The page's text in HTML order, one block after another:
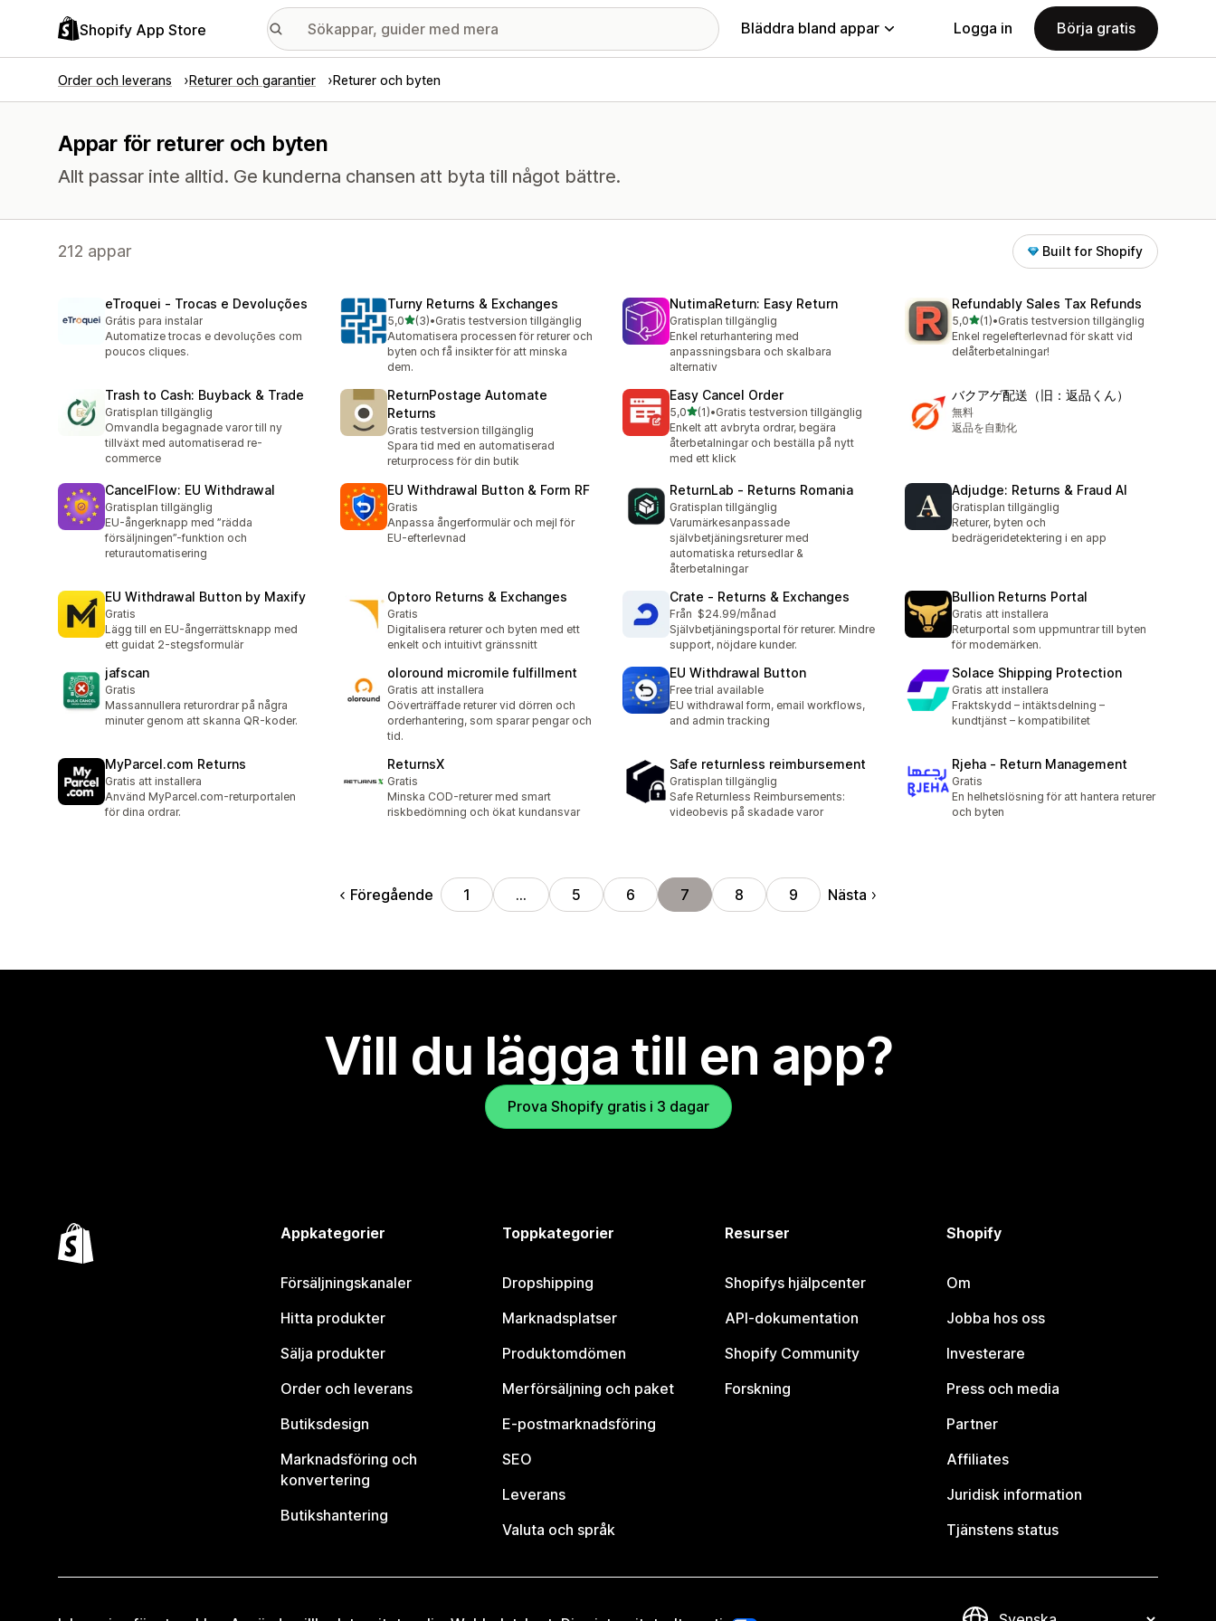
Shopify App Store Bläddra bland appar Logga in Börja gratis
Order och leverans Returer och garantier Returer och byten
Appar för returer och byten
Allt passar inte alltid. Ge kunderna chansen att byta till något bättre.
212 appar Built for Shopify
eTroquei ‑ Trocas e Devoluções
Grátis para instalar
Automatize trocas e devoluções com
poucos cliques.
Turny Returns & Exchanges
5,0av 5 stjärnor
(3)
3 recensioner totalt
•Gratis testversion tillgänglig
Automatisera processen för returer och
byten och få insikter för att minska
dem.
NutimaReturn: Easy Return
Gratisplan tillgänglig
Enkel returhantering med
anpassningsbara och skalbara
alternativ
Refundably Sales Tax Refunds
5,0av 5 stjärnor
(1)
1 recensioner totalt
•Gratis testversion tillgänglig
Enkel regelefterlevnad för skatt vid
delåterbetalningar!
Trash to Cash: Buyback & Trade
Gratisplan tillgänglig
Omvandla begagnade varor till ny
tillväxt med automatiserad re-
commerce
ReturnPostage Automate
Returns
Gratis testversion tillgänglig
Spara tid med en automatiserad
returprocess för din butik
Easy Cancel Order
5,0av 5 stjärnor
(1)
1 recensioner totalt
•Gratis testversion tillgänglig
Enkelt att avbryta ordrar, begära
återbetalningar och beställa på nytt
med ett klick
バクアゲ配送（旧：返品くん）
無料
返品を自動化
CancelFlow: EU Withdrawal
Gratisplan tillgänglig
EU-ångerknapp med ”rädda
försäljningen”-funktion och
returautomatisering
EU Withdrawal Button & Form RF
Gratis
Anpassa ångerformulär och mejl för
EU-efterlevnad
ReturnLab ‑ Returns Romania
Gratisplan tillgänglig
Varumärkesanpassade
självbetjäningsreturer med
automatiska retursedlar &
återbetalningar
Adjudge: Returns & Fraud AI
Gratisplan tillgänglig
Returer, byten och
bedrägeridetektering i en app
EU Withdrawal Button by Maxify
Gratis
Lägg till en EU-ångerrättsknapp med
ett guidat 2-stegsformulär
Optoro Returns & Exchanges
Gratis
Digitalisera returer och byten med ett
enkelt och intuitivt gränssnitt
Crate ‑ Returns & Exchanges
Från $24.99/månad
Självbetjäningsportal för returer. Mindre
support, nöjdare kunder.
Bullion Returns Portal
Gratis att installera
Returportal som uppmuntrar till byten
för modemärken.
jafscan
Gratis
Massannullera returordrar på några
minuter genom att skanna QR-koder.
oloround micromile fulfillment
Gratis att installera
Oöverträffade returer vid dörren och
orderhantering, som sparar pengar och
tid.
EU Withdrawal Button
Free trial available
EU withdrawal form, email workflows,
and admin tracking
Solace Shipping Protection
Gratis att installera
Fraktskydd – intäktsdelning –
kundtjänst – kompatibilitet
MyParcel.com Returns
Gratis att installera
Använd MyParcel.com-returportalen
för dina ordrar.
ReturnsX
Gratis
Minska COD-returer med smart
riskbedömning och ökat kundansvar
Safe returnless reimbursement
Gratisplan tillgänglig
Safe Returnless Reimbursements:
videobevis på skadade varor
Rjeha ‑ Return Management
Gratis
En helhetslösning för att hantera returer
och byten
Föregående 1 … 5 6 7 8 9 Nästa
Vill du lägga till en app?
Prova Shopify gratis i 3 dagar
Appkategorier
Försäljningskanaler
Hitta produkter
Sälja produkter
Order och leverans
Butiksdesign
Marknadsföring och
konvertering
Butikshantering
Toppkategorier
Dropshipping
Marknadsplatser
Produktomdömen
Merförsäljning och paket
E-postmarknadsföring
SEO
Leverans
Valuta och språk
Resurser
Shopifys hjälpcenter
API-dokumentation
Shopify Community
Forskning
Shopify
Om
Jobba hos oss
Investerare
Press och media
Partner
Affiliates
Juridisk information
Tjänstens status